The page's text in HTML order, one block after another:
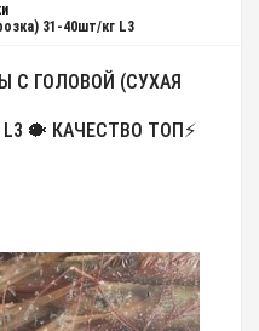
31-40шт/кг L3
С ГОЛОВОЙ (СУХАЯ
🐡 КАЧЕСТВО ТОП⚡